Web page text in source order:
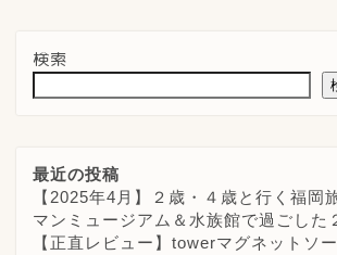
検索
最近の投稿
【2025年4月】２歳・４歳と行く福岡
マンミュージアム＆水族館で過ごした
【正直レビュー】towerマグネットソ